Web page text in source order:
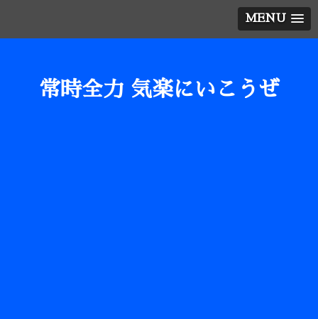
MENU
常時全力 気楽にいこうぜ